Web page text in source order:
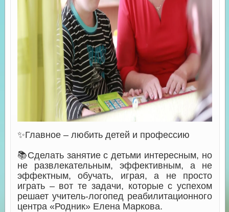
✨Главное – любить детей и профессию
📚Сделать занятие с детьми интересным, но
не развлекательным, эффективным, а не
эффектным, обучать, играя, а не просто
играть – вот те задачи, которые с успехом
решает учитель-логопед реабилитационного
центра «Родник» Елена Маркова.